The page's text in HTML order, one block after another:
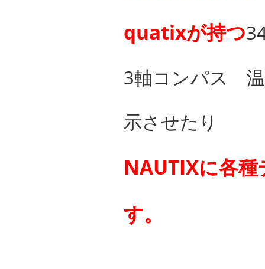
quatixが持つ
3軸コンパス 温
示させたり
NAUTIXに各
す。